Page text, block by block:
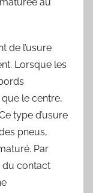
de l’usure
Lorsque les
le centre,
type d’usure
pneus,
Par
du contact